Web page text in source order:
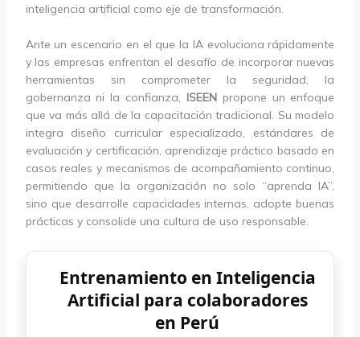
inteligencia artificial como eje de transformación.
Ante un escenario en el que la IA evoluciona rápidamente
y las empresas enfrentan el desafío de incorporar nuevas
herramientas sin comprometer la seguridad, la
gobernanza ni la confianza, ISEENpropone un enfoque
que va más allá de la capacitación tradicional. Su modelo
integra diseño curricular especializado, estándares de
evaluación y certificación, aprendizaje práctico basado en
casos reales y mecanismos de acompañamiento continuo,
permitiendo que la organización no solo “aprenda IA”,
sino que desarrolle capacidades internas, adopte buenas
prácticas y consolide una cultura de uso responsable.
Entrenamiento en Inteligencia
Artificial para colaboradores
en Perú